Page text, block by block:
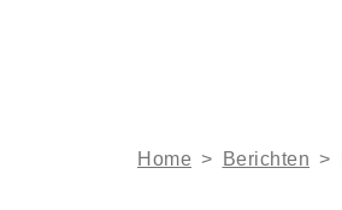
Home > Berichten >